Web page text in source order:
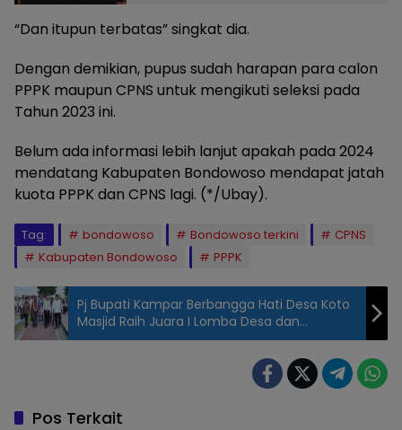
“Dan itupun terbatas” singkat dia.
Dengan demikian, pupus sudah harapan para calon
PPPK maupun CPNS untuk mengikuti seleksi pada
Tahun 2023 ini.
Belum ada informasi lebih lanjut apakah pada 2024
mendatang Kabupaten Bondowoso mendapat jatah
kuota PPPK dan CPNS lagi. (*/Ubay).
Tag: bondowoso Bondowoso terkini
CPNS
Kabupaten Bondowoso
PPPK
Pj Bupati Kampar Berbangga Hati Desa Koto
Masjid Raih Juara I Lomba Desa dan
Kelurahan Tingkat Provinsi Riau
Pos Terkait